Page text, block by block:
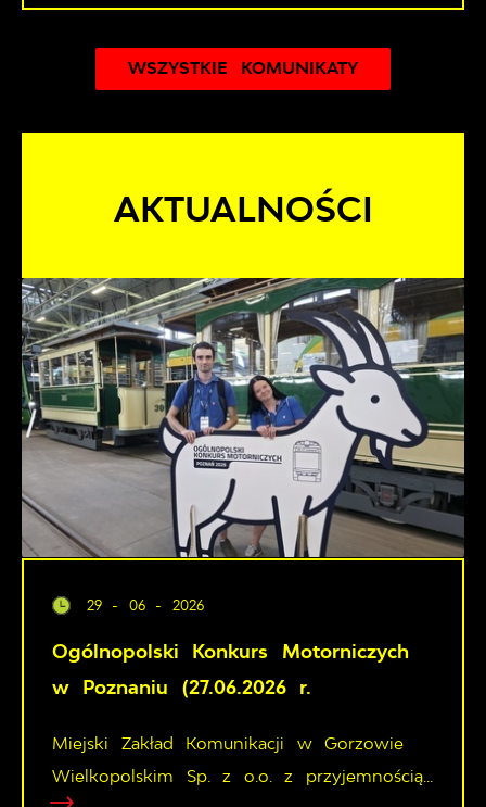
WSZYSTKIE KOMUNIKATY
AKTUALNOŚCI
29 - 06 - 2026
Ogólnopolski Konkurs Motorniczych
w Poznaniu (27.06.2026 r.
Miejski Zakład Komunikacji w Gorzowie
Wielkopolskim Sp. z o.o. z przyjemnością...